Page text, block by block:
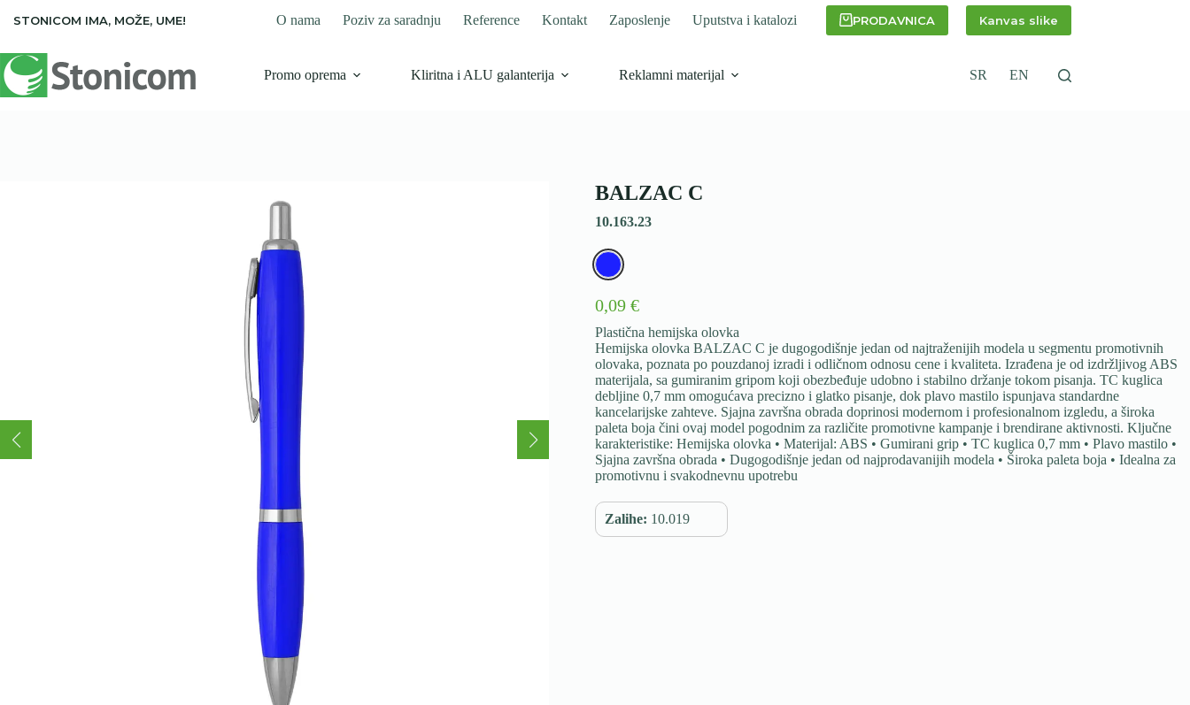
STONICOM IMA, MOŽE, UME! O nama Poziv za saradnju Reference Kontakt Zaposlenje Uputstva i katalozi PRODAVNICA Kanvas slike
Promo oprema Kliritna i ALU galanterija Reklamni materijal SR EN
BALZAC C
10.163.23
0,09 €
Plastična hemijska olovka
Hemijska olovka BALZAC C je dugogodišnje jedan od najtraženijih modela u segmentu promotivnih
olovaka, poznata po pouzdanoj izradi i odličnom odnosu cene i kvaliteta. Izrađena je od izdržljivog ABS
materijala, sa gumiranim gripom koji obezbeđuje udobno i stabilno držanje tokom pisanja. TC kuglica
debljine 0,7 mm omogućava precizno i glatko pisanje, dok plavo mastilo ispunjava standardne
kancelarijske zahteve. Sjajna završna obrada doprinosi modernom i profesionalnom izgledu, a široka
paleta boja čini ovaj model pogodnim za različite promotivne kampanje i brendirane aktivnosti. Ključne
karakteristike: Hemijska olovka • Materijal: ABS • Gumirani grip • TC kuglica 0,7 mm • Plavo mastilo •
Sjajna završna obrada • Dugogodišnje jedan od najprodavanijih modela • Široka paleta boja • Idealna za
promotivnu i svakodnevnu upotrebu
Zalihe: 10.019